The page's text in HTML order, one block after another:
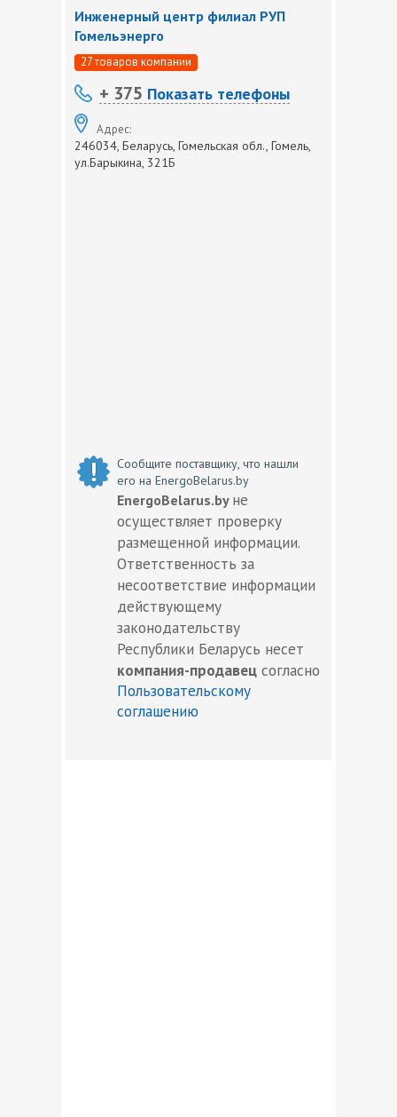
Инженерный центр филиал РУП
Гомельэнерго
27 товаров компании
+ 375 Показать телефоны
Адрес:
246034, Беларусь, Гомельская обл., Гомель,
ул.Барыкина, 321Б
Сообщите поставщику, что нашли
его на EnergoBelarus.by
EnergoBelarus.by не
осуществляет проверку
размещенной информации.
Ответственность за
несоответствие информации
действующему
законодательству
Республики Беларусь несет
компания-продавец согласно
Пользовательскому
соглашению